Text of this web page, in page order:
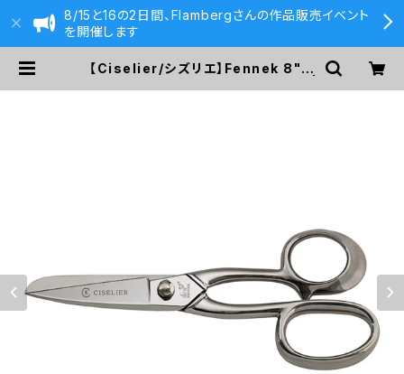
8/15と16の2日間、Flambergさんの作品販売イベント
を開催します
【Ciselier/シズリエ】Fennek 8" p